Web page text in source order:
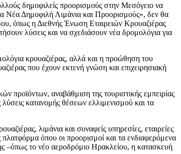
δημοφιλείς προορισμούς στην Μεσόγειο να
Νέα Δημοφιλή Λιμάνια και Προορισμούς», δεν θα
όπως η Διεθνής Ένωση Εταιρειών Κρουαζιέρας
λύσεις και να σχεδιάσουν νέα δρομολόγια για
κρουαζιέρας, αλλά και η προώθηση του
που έχουν εκτενή γνώση και επιχειρησιακή
προϊόντων, αναβάθμιση της τουριστικής εμπειρίας
κατανομής θέσεων ελλιμενισμού και τα
λιμάνια και συναφείς υπηρεσίες, εταιρείες
όπου οι προορισμοί και τα ενδιαφερόμενα
–όπως το νέο αεροδρόμιο Ηρακλείου, η κατασκευή